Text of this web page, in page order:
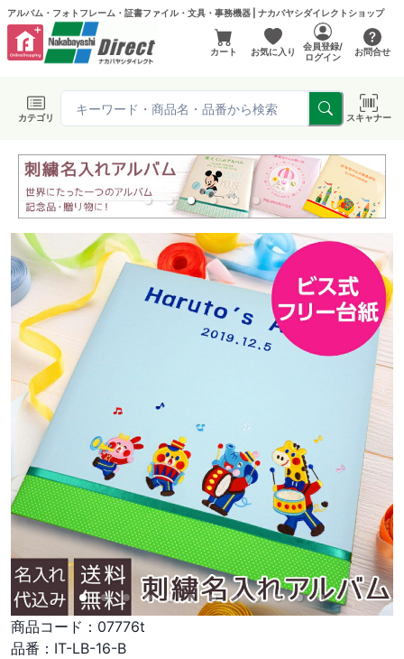
アルバム・フォトフレーム・証書ファイル・文具・事務機器 | ナカバヤシダイレクトショップ
カート お気に入り
会員登録/
ログイン
お問合せ
カテゴリ スキャナー
商品コード： 07776t
品番： IT-LB-16-B